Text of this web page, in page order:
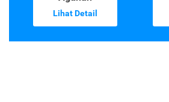
Lihat Detail